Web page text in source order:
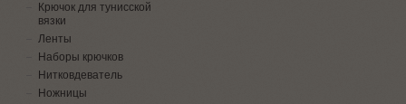
Крючок для тунисской
вязки
Ленты
Наборы крючков
Нитковдеватель
Ножницы